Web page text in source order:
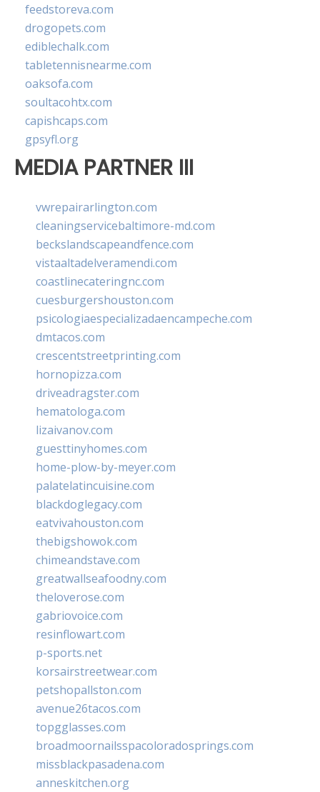
feedstoreva.com
drogopets.com
ediblechalk.com
tabletennisnearme.com
oaksofa.com
soultacohtx.com
capishcaps.com
gpsyfl.org
MEDIA PARTNER III
vwrepairarlington.com
cleaningservicebaltimore-md.com
beckslandscapeandfence.com
vistaaltadelveramendi.com
coastlinecateringnc.com
cuesburgershouston.com
psicologiaespecializadaencampeche.com
dmtacos.com
crescentstreetprinting.com
hornopizza.com
driveadragster.com
hematologa.com
lizaivanov.com
guesttinyhomes.com
home-plow-by-meyer.com
palatelatincuisine.com
blackdoglegacy.com
eatvivahouston.com
thebigshowok.com
chimeandstave.com
greatwallseafoodny.com
theloverose.com
gabriovoice.com
resinflowart.com
p-sports.net
korsairstreetwear.com
petshopallston.com
avenue26tacos.com
topgglasses.com
broadmoornailsspacoloradosprings.com
missblackpasadena.com
anneskitchen.org